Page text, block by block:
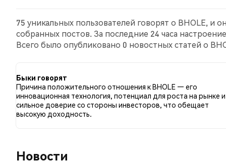
75 уникальных пользователей говорят о BHOLE, и
собранных постов. За последние 24 часа
Всего было опубликовано 0 новостных статей о
Быки говорят
Причина положительного отношения к BHOLE — его
инновационная технология, потенциал для роста на рынке и
сильное доверие со стороны инвесторов, что обещает
высокую доходность.
Новости